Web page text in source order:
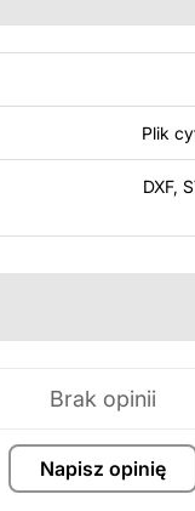
plików możesz
myślą o
plików do
tych
że odsprzedaż lub
zmodyfikowanych
możemy
tekstu, obrazów lub
innych
Plik
DXF,
Napisz opinię
Brak opinii